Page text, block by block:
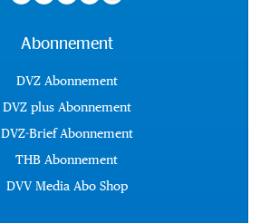
Abonnement
DVZ Abonnement
DVZ plus Abonnement
DVZ-Brief Abonnement
THB Abonnement
DVV Media Abo Shop